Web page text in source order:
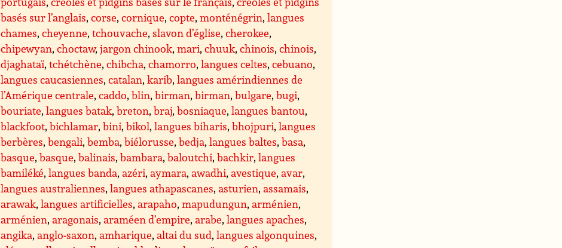
basés sur l’anglais,corse,cornique,copte,monténégrin,langues
chames,cheyenne,tchouvache,slavon d’église,cherokee,
chipewyan,choctaw,jargon chinook,mari,chuuk,chinois,chinois,
djaghataï,tchétchène,chibcha,chamorro,langues celtes,cebuano,
langues caucasiennes,catalan,karib,langues amérindiennes de
l’Amérique centrale,caddo,blin,birman,birman,bulgare,bugi,
bouriate,langues batak,breton,braj,bosniaque,langues bantou,
blackfoot,bichlamar,bini,bikol,langues biharis,bhojpuri,langues
berbères,bengali,bemba,biélorusse,bedja,langues baltes,basa,
basque,basque,balinais,bambara,baloutchi,bachkir,langues
bamiléké,langues banda,azéri,aymara,awadhi,avestique,avar,
langues australiennes,langues athapascanes,asturien,assamais,
arawak,langues artificielles,arapaho,mapudungun,arménien,
arménien,aragonais,araméen d’empire,arabe,langues apaches,
angika,anglo-saxon,amharique,altai du sud,langues algonquines,